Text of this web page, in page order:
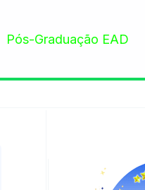
Pós-Graduação EAD